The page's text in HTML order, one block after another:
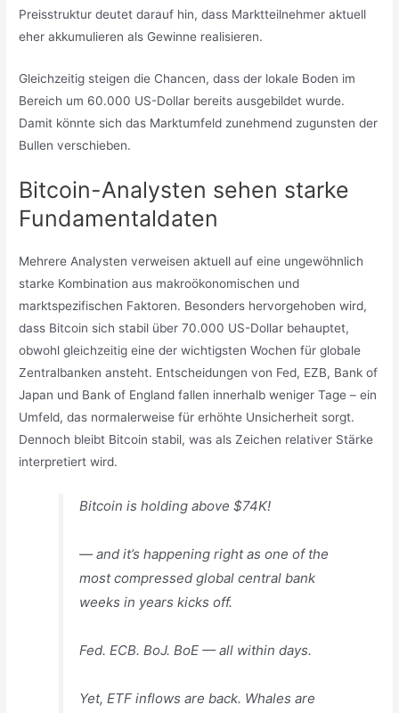
Preisstruktur deutet darauf hin, dass Marktteilnehmer aktuell
eher akkumulieren als Gewinne realisieren.
Gleichzeitig steigen die Chancen, dass der lokale Boden im
Bereich um 60.000 US-Dollar bereits ausgebildet wurde.
Damit könnte sich das Marktumfeld zunehmend zugunsten der
Bullen verschieben.
Bitcoin-Analysten sehen starke
Fundamentaldaten
Mehrere Analysten verweisen aktuell auf eine ungewöhnlich
starke Kombination aus makroökonomischen und
marktspezifischen Faktoren. Besonders hervorgehoben wird,
dass Bitcoin sich stabil über 70.000 US-Dollar behauptet,
obwohl gleichzeitig eine der wichtigsten Wochen für globale
Zentralbanken ansteht. Entscheidungen von Fed, EZB, Bank of
Japan und Bank of England fallen innerhalb weniger Tage – ein
Umfeld, das normalerweise für erhöhte Unsicherheit sorgt.
Dennoch bleibt Bitcoin stabil, was als Zeichen relativer Stärke
interpretiert wird.
Bitcoin is holding above $74K!
— and it’s happening right as one of the
most compressed global central bank
weeks in years kicks off.
Fed. ECB. BoJ. BoE — all within days.
Yet, ETF inflows are back. Whales are